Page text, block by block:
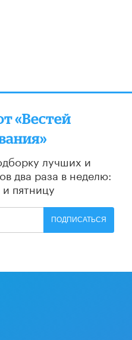
«Вестей
лучших и
два раза в неделю:
пятницу
ПОДПИСАТЬСЯ